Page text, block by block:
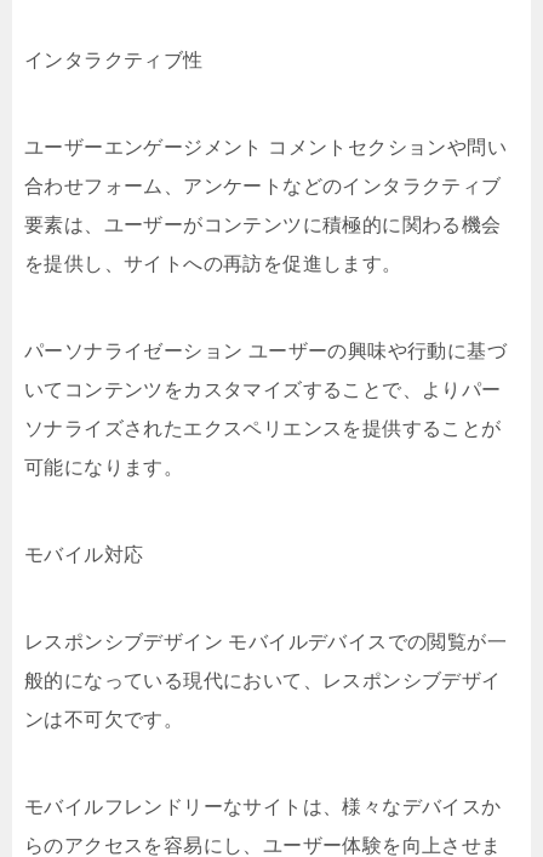
インタラクティブ性
ユーザーエンゲージメント コメントセクションや問い
合わせフォーム、アンケートなどのインタラクティブ
要素は、ユーザーがコンテンツに積極的に関わる機会
を提供し、サイトへの再訪を促進します。
パーソナライゼーション ユーザーの興味や行動に基づ
いてコンテンツをカスタマイズすることで、よりパー
ソナライズされたエクスペリエンスを提供することが
可能になります。
モバイル対応
レスポンシブデザイン モバイルデバイスでの閲覧が一
般的になっている現代において、レスポンシブデザイ
ンは不可欠です。
モバイルフレンドリーなサイトは、様々なデバイスか
らのアクセスを容易にし、ユーザー体験を向上させま